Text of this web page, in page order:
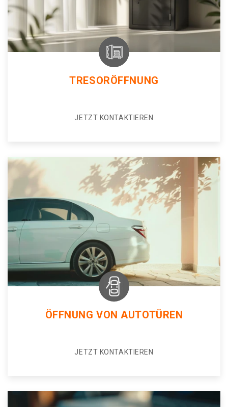
TRESORÖFFNUNG
JETZT KONTAKTIEREN
ÖFFNUNG VON AUTOTÜREN
JETZT KONTAKTIEREN